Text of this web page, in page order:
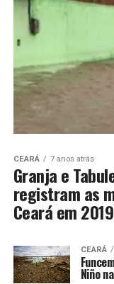
CEARÁ 7 anos atrás
Granja e
registram as
Ceará em
CEARÁ
Niño